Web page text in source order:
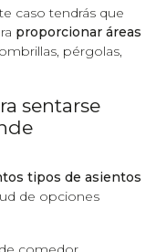
caso tendrás que
proporcionar áreas
pérgolas,
sentarse
tipos de asientos
de opciones